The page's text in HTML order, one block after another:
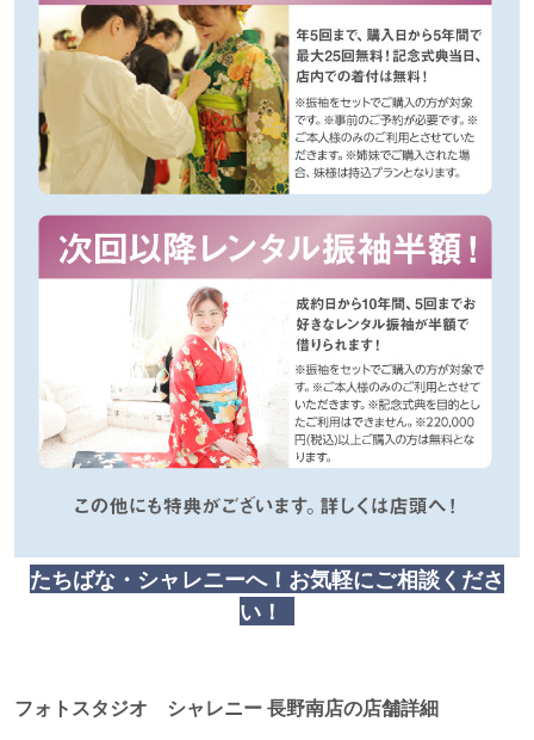
たちばな・シャレニーへ！ お気軽にご相談くださ
い！
フォトスタジオ シャレニー 長野南店の店舗詳細